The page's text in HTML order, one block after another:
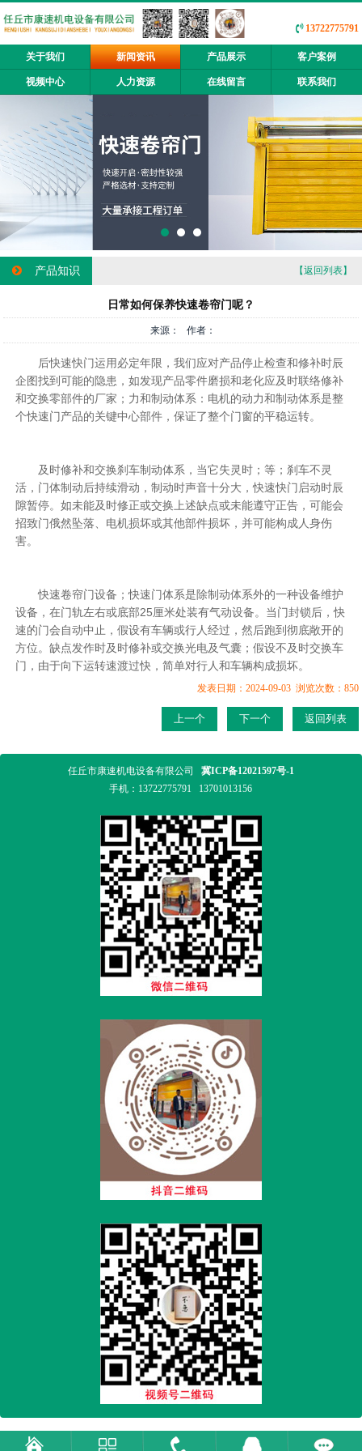
13722775791
关于我们 新闻资讯 产品展示 客户案例
视频中心 人力资源 在线留言 联系我们
产品知识 【返回列表】
日常如何保养快速卷帘门呢？
来源： 作者：
后快速快门运用必定年限，我们应对产品停止检查和修补时辰
企图找到可能的隐患，如发现产品零件磨损和老化应及时联络修补
和交换零部件的厂家；力和制动体系：电机的动力和制动体系是整
个快速门产品的关键中心部件，保证了整个门窗的平稳运转。
及时修补和交换刹车制动体系，当它失灵时；等；刹车不灵
活，门体制动后持续滑动，制动时声音十分大，快速快门启动时辰
隙暂停。如未能及时修正或交换上述缺点或未能遵守正告，可能会
招致门俄然坠落、电机损坏或其他部件损坏，并可能构成人身伤
害。
快速卷帘门设备；快速门体系是除制动体系外的一种设备维护
设备，在门轨左右或底部25厘米处装有气动设备。当门封锁后，快
速的门会自动中止，假设有车辆或行人经过，然后跑到彻底敞开的
方位。缺点发作时及时修补或交换光电及气囊；假设不及时交换车
门，由于向下运转速渡过快，简单对行人和车辆构成损坏。
发表日期：2024-09-03 浏览次数：850
上一个 下一个 返回列表
任丘市康速机电设备有限公司 冀ICP备12021597号-1
手机： 13722775791 13701013156